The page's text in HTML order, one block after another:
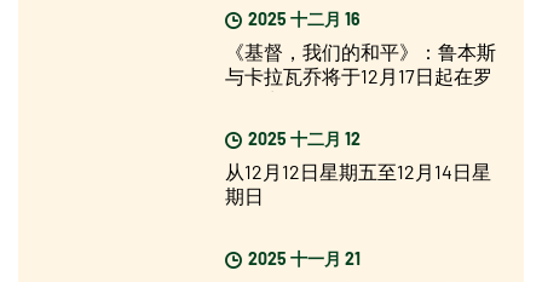
2025 十二月 16
《基督，我们的和平》：鲁本斯
与卡拉瓦乔将于12月17日起在罗
马展出
2025 十二月 12
从12月12日星期五至12月14日星
期日
2025 十一月 21